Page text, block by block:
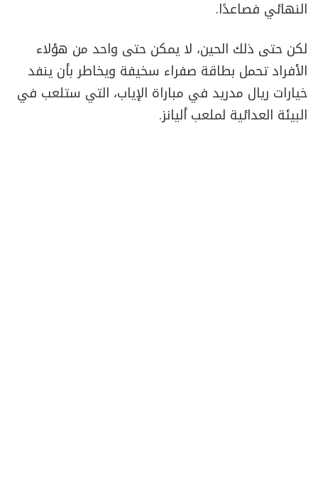
النهائي فصاعدًا.
لكن حتى ذلك الحين، لا يمكن حتى واحد من هؤلاء
الأفراد تحمل بطاقة صفراء سخيفة ويخاطر بأن ينفد
خيارات ريال مدريد في مباراة الإياب، التي ستلعب في
البيئة العدائية لملعب أليانز.